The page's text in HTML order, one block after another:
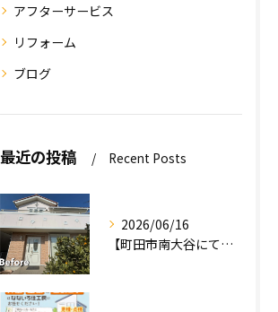
アフターサービス
リフォーム
ブログ
最近の投稿 Recent Posts
2026/06/16
【町田市南大谷にて外壁塗装工事完工のお知らせ】